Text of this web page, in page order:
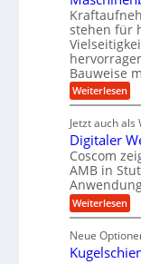
d
e
t
r
e
b
e
f
ü
r
r
a
A
u
f
t
r
a
g
s
e
i
n
g
a
n
g
n
v
o
n
K
w
i
c
h
t
i
g
e
r
a
l
M
a
t
a
n
g
e
n
g
e
t
r
i
e
b
e
f
ü
r
r
ä
stehen für
Bauweise
Weiterlesen:
P
ä
z
i
s
i
o
n
f
r
A
Jetzt auch als
Digitaler
Coscom
AMB in
Weiterlesen:
D
g
i
Neue